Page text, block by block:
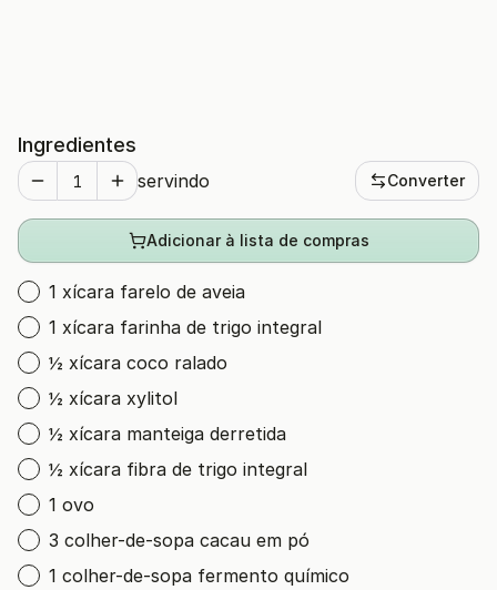
Ingredientes
servindo Converter
Adicionar à lista de compras
1 xícara farelo de aveia
1 xícara farinha de trigo integral
½ xícara coco ralado
½ xícara xylitol
½ xícara manteiga derretida
½ xícara fibra de trigo integral
1 ovo
3 colher-de-sopa cacau em pó
1 colher-de-sopa fermento químico